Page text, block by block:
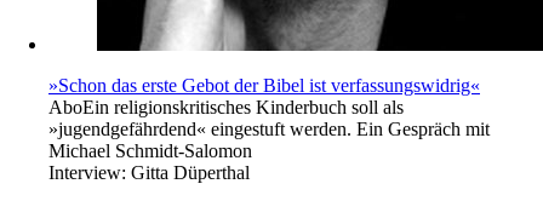
»Schon das erste Gebot der Bibel ist verfassungswidrig«
AboEin religionskritisches Kinderbuch soll als
»jugendgefährdend« eingestuft werden. Ein Gespräch mit
Michael Schmidt-Salomon
Interview: Gitta Düperthal